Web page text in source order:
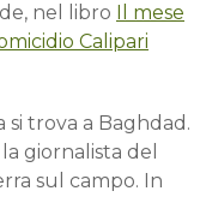
nel libro Il mese
Calipari
si trova a Baghdad.
giornalista del
sul campo. In